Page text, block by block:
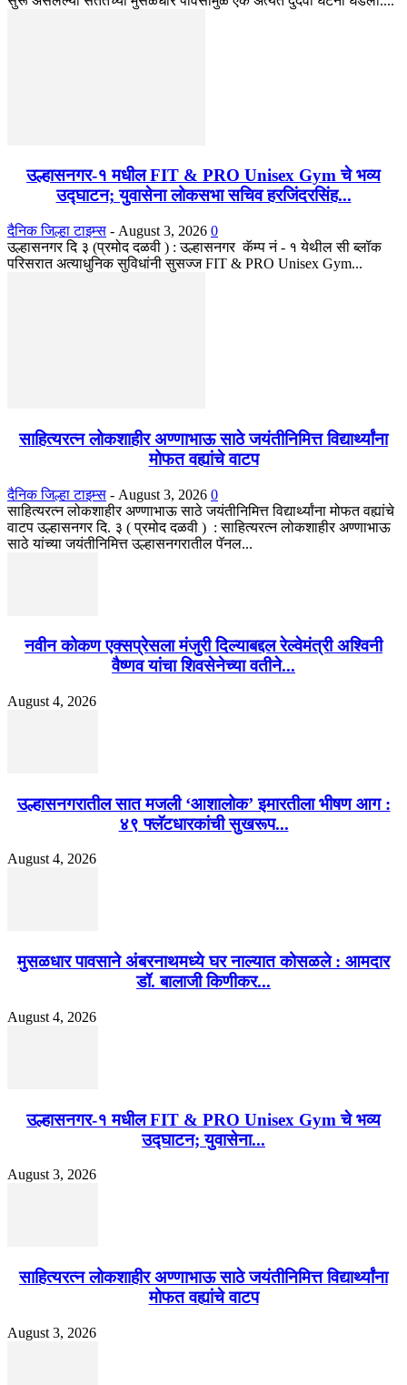
उल्हासनगर-१ मधील FIT & PRO Unisex Gym चे भव्य
उद्घाटन; युवासेना लोकसभा सचिव हरजिंदरसिंह...
दैनिक जिल्हा टाइम्स - August 3, 2026 0
उल्हासनगर दि ३ (प्रमोद दळवी ) : उल्हासनगर कॅम्प नं - १ येथील सी ब्लॉक
परिसरात अत्याधुनिक सुविधांनी सुसज्ज FIT & PRO Unisex Gym...
साहित्यरत्न लोकशाहीर अण्णाभाऊ साठे जयंतीनिमित्त विद्यार्थ्यांना
मोफत वह्यांचे वाटप
दैनिक जिल्हा टाइम्स - August 3, 2026 0
साहित्यरत्न लोकशाहीर अण्णाभाऊ साठे जयंतीनिमित्त विद्यार्थ्यांना मोफत वह्यांचे
वाटप उल्हासनगर दि. ३ ( प्रमोद दळवी ) : साहित्यरत्न लोकशाहीर अण्णाभाऊ
साठे यांच्या जयंतीनिमित्त उल्हासनगरातील पॅनल...
नवीन कोकण एक्सप्रेसला मंजुरी दिल्याबद्दल रेल्वेमंत्री अश्विनी
वैष्णव यांचा शिवसेनेच्या वतीने...
August 4, 2026
उल्हासनगरातील सात मजली ‘आशालोक’ इमारतीला भीषण आग :
४९ फ्लॅटधारकांची सुखरूप...
August 4, 2026
मुसळधार पावसाने अंबरनाथमध्ये घर नाल्यात कोसळले : आमदार
डॉ. बालाजी किणीकर...
August 4, 2026
उल्हासनगर-१ मधील FIT & PRO Unisex Gym चे भव्य
उद्घाटन; युवासेना...
August 3, 2026
साहित्यरत्न लोकशाहीर अण्णाभाऊ साठे जयंतीनिमित्त विद्यार्थ्यांना
मोफत वह्यांचे वाटप
August 3, 2026